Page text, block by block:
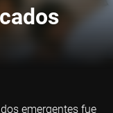
emergentes fue